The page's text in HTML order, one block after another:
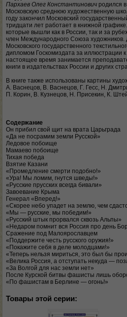
Пархаев Олег Константинович родился
Московскую среднюю художественную
году закончил Московский
тридцати лет работает в книжной
которые вышли как в России, так и за
член Международного Союза
Московского государственного
дипломом Госкомиздата за иллюстрации
настоящее время занимается
книги в издательствах России и других
В книге также использованы картины
А. Васнецов, В. Васнецов, Г. Гесс, Н.
П. Корин, В. Кузнецов, Н. Присекин, К.
Содержание
Он прибил свой щит на врата Царьграда
«Да не посрамим земли Русской»
Ледовое побоище
Мамаево побоище
Тихая победа
Взятие Казани
«Промедление смерти подобно!»
«Ура! Мы ломим, гнутся шведы!»
«Русские прусских всегда бивали»
Завоевание Крыма
Генерал «Вперед!»
«Скорее небо упадет на землю, чем
«Мы — русские, мы победим!»
«Русский штык прорвался сквозь Альпы»
«Недаром помнит вся Россия про день
Сражение под Малоярославцем
«Поддержите честь русского оружия!»
«Покажите себя в деле молодцами!»
«Теперь нельзя мириться, это был бы
«Велика Россия, а отступать некуда —
«За Волгой для нас земли нет»
После Курской битвы фашисты лишь
«По фашистам в Берлине — огонь!»
Товары этой серии: